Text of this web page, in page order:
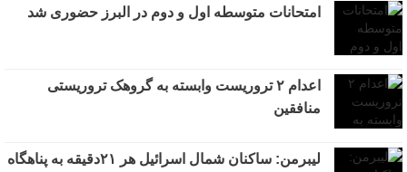
امتحانات متوسطه اول و دوم در البرز حضوری شد
اعدام ۲ تروریست وابسته به گروهک تروریستی
منافقین
لیبرمن: ساکنان شمال اسرائیل هر ۲۱دقیقه به پناهگاه